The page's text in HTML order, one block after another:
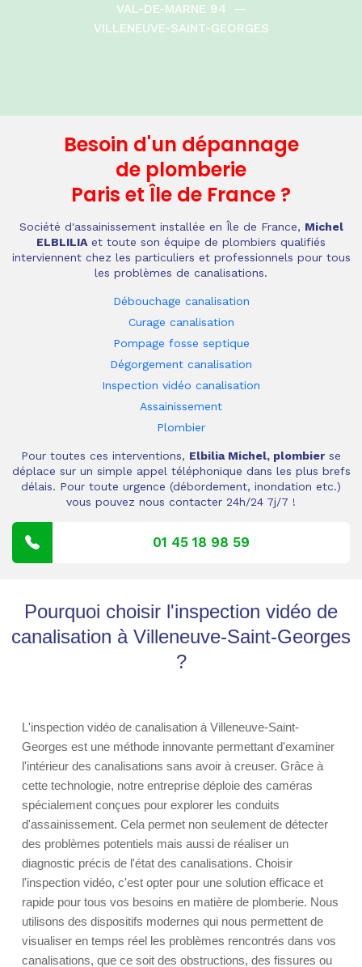
VAL-DE-MARNE 94
—
VILLENEUVE-SAINT-GEORGES
Besoin d'un dépannage
de plomberie
Paris et Île de France ?
Société d'assainissement installée en Île de France, Michel
ELBLILIA et toute son équipe de plombiers qualifiés
interviennent chez les particuliers et professionnels pour tous
les problèmes de canalisations.
Débouchage canalisation
Curage canalisation
Pompage fosse septique
Dégorgement canalisation
Inspection vidéo canalisation
Assainissement
Plombier
Pour toutes ces interventions, Elbilia Michel, plombier se
déplace sur un simple appel téléphonique dans les plus brefs
délais. Pour toute urgence (débordement, inondation etc.)
vous pouvez nous contacter 24h/24 7j/7 !
01 45 18 98 59
Pourquoi choisir l'inspection vidéo de
canalisation à Villeneuve-Saint-Georges
?
L'inspection vidéo de canalisation à Villeneuve-Saint-
Georges est une méthode innovante permettant d'examiner
l'intérieur des canalisations sans avoir à creuser. Grâce à
cette technologie, notre entreprise déploie des caméras
spécialement conçues pour explorer les conduits
d'assainissement. Cela permet non seulement de détecter
des problèmes potentiels mais aussi de réaliser un
diagnostic précis de l'état des canalisations. Choisir
l'inspection vidéo, c'est opter pour une solution efficace et
rapide pour tous vos besoins en matière de plomberie. Nous
utilisons des dispositifs modernes qui nous permettent de
visualiser en temps réel les problèmes rencontrés dans vos
canalisations, que ce soit des obstructions, des fissures ou